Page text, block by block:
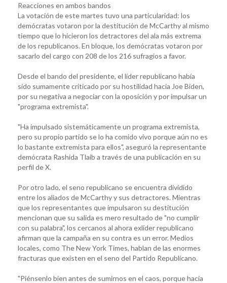
Reacciones en ambos bandos
La votación de este martes tuvo una particularidad: los
demócratas votaron por la destitución de McCarthy al mismo
tiempo que lo hicieron los detractores del ala más extrema
de los republicanos. En bloque, los demócratas votaron por
sacarlo del cargo con 208 de los 216 sufragios a favor.
Desde el bando del presidente, el líder republicano había
sido sumamente criticado por su hostilidad hacia Joe Biden,
por su negativa a negociar con la oposición y por impulsar un
"programa extremista".
"Ha impulsado sistemáticamente un programa extremista,
pero su propio partido se lo ha comido vivo porque aún no es
lo bastante extremista para ellos", aseguró la representante
demócrata Rashida Tlaib a través de una publicación en su
perfil de X.
Por otro lado, el seno republicano se encuentra dividido
entre los aliados de McCarthy y sus detractores. Mientras
que los representantes que impulsaron su destitución
mencionan que su salida es mero resultado de "no cumplir
con su palabra", los cercanos al ahora exlíder republicano
afirman que la campaña en su contra es un error. Medios
locales, como The New York Times, hablan de las enormes
fracturas que existen en el seno del Partido Republicano.
"Piénsenlo bien antes de sumirnos en el caos, porque hacia